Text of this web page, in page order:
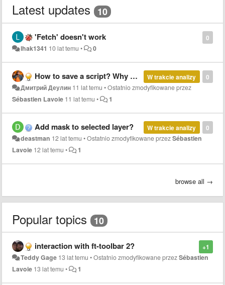
Latest updates 10
0
'Fetch' doesn't work
lhak1341 10 lat temu • 0
0
W trakcie analizy
How to save a script? Why do it that does not speak?
Дмитрий Деулин 11 lat temu •Ostatnio zmodyfikowane przez
Sébastien Lavoie 11 lat temu • 1
0
W trakcie analizy
Add mask to selected layer?
deastman 12 lat temu •Ostatnio zmodyfikowane przezSébastien
Lavoie 12 lat temu • 1
browse all →
Popular topics 10
+1
interaction with ft-toolbar 2?
Teddy Gage 13 lat temu •Ostatnio zmodyfikowane przezSébastien
Lavoie 13 lat temu • 1